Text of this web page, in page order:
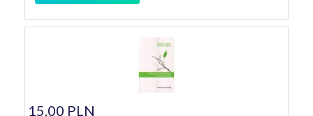
15,00 PLN